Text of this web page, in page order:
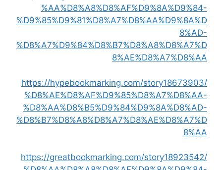
%AA%D8%A8%D8%AF%D9%8A%D9%84-
%D9%85%D9%81%D8%A7%D8%AA%D9%8A%D
8%AD-
%D8%A7%D9%84%D8%B7%D8%A8%D8%A7%D
8%AE%D8%A7%D8%AA
https://hypebookmarking.com/story18673903/
%D8%AE%D8%AF%D9%85%D8%A7%D8%AA-
%D8%AA%D8%B5%D9%84%D9%8A%D8%AD-
%D8%B7%D8%A8%D8%A7%D8%AE%D8%A7%D
8%AA
https://greatbookmarking.com/story18923542/